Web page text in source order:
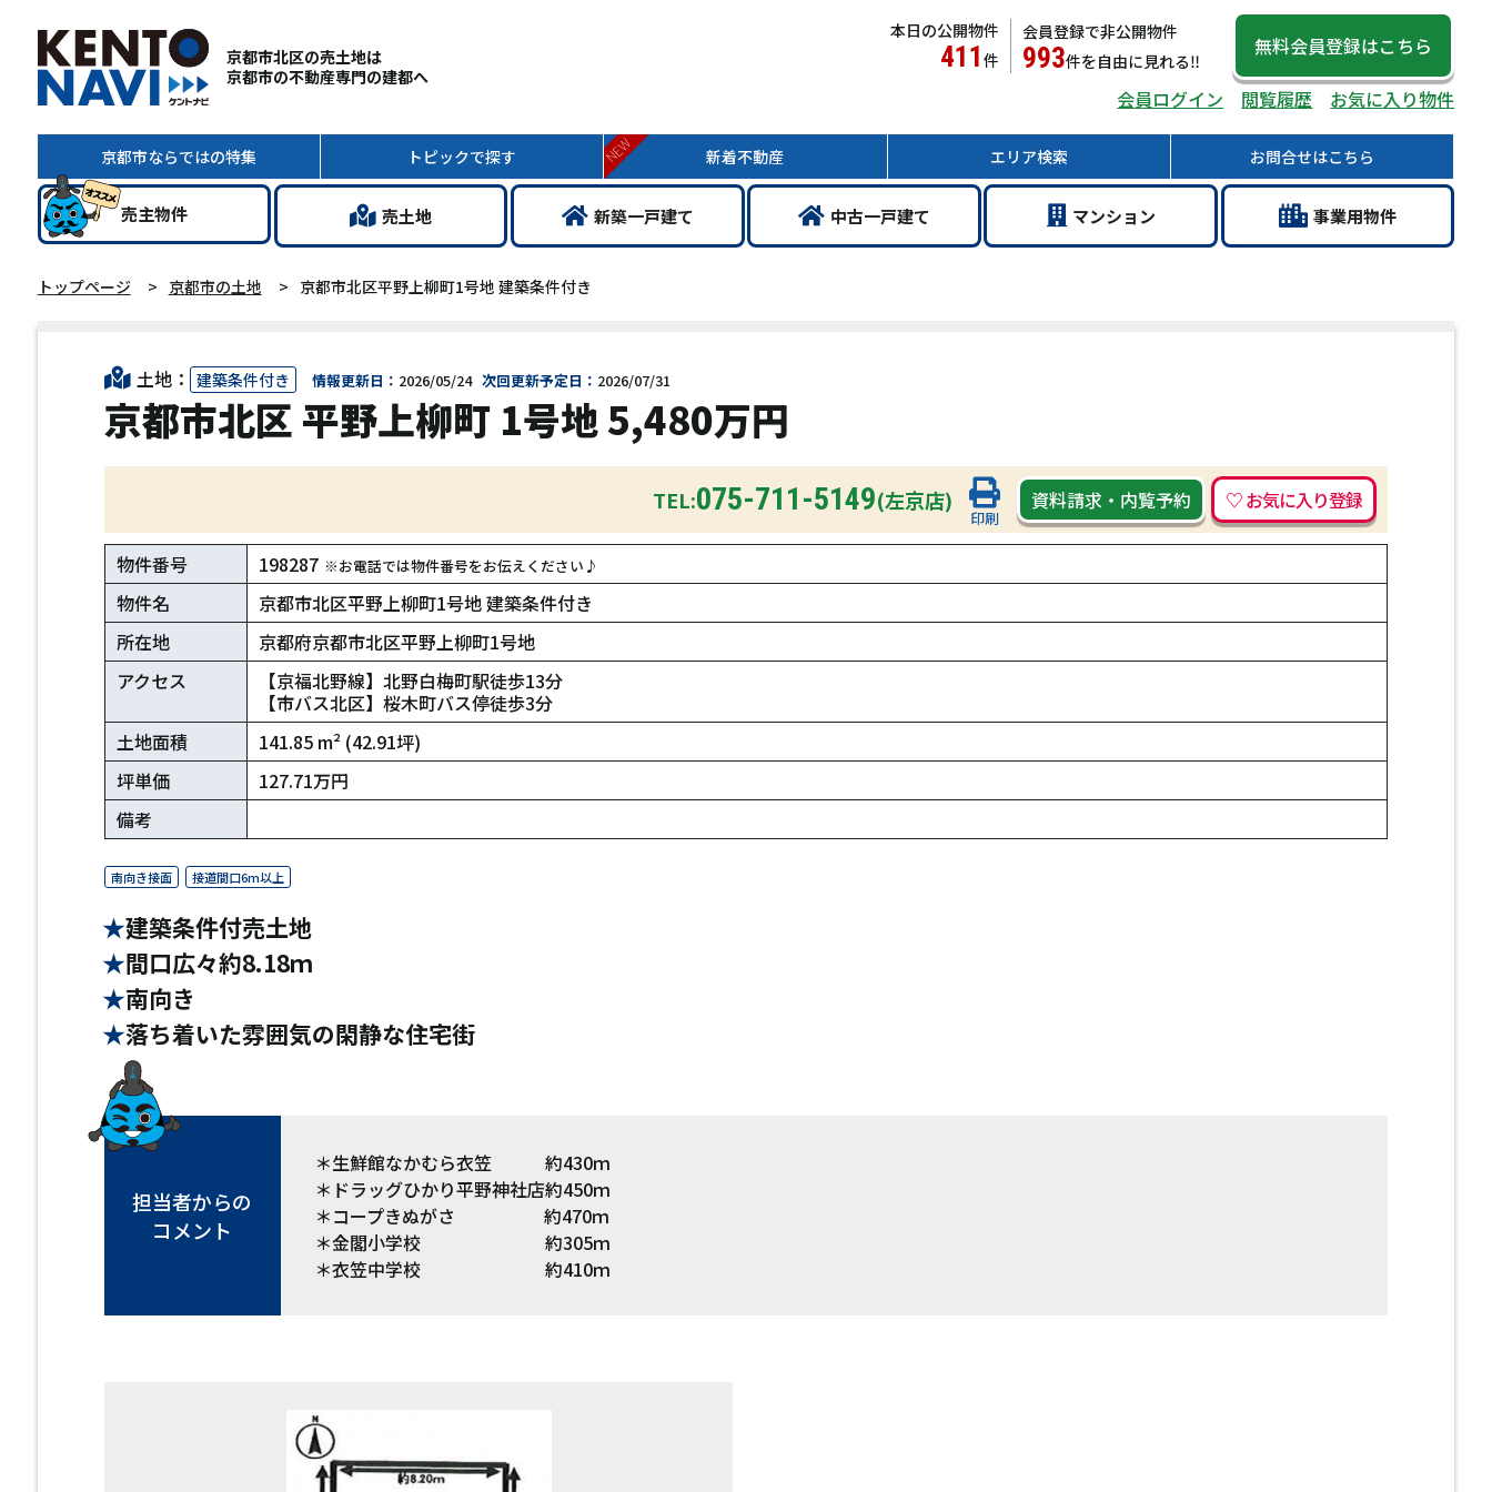
京都市北区の売土地は
京都市の不動産専門の建都へ
本日の公開物件
411件
会員登録で非公開物件
993件を自由に見れる‼
無料会員登録はこちら
会員ログイン
閲覧履歴 お気に入り物件
京都市ならではの特集 トピックで探す 新着不動産
NEW エリア検索 お問合せはこちら
売主物件 売土地 新築一戸建て 中古一戸建て マンション 事業用物件
トップページ 京都市の土地 京都市北区平野上柳町1号地 建築条件付き
土地： 建築条件付き 情報更新日： 2026/05/24 次回更新予定日： 2026/07/31
京都市北区 平野上柳町 1号地 5,480万円
TEL:075-711-5149(左京店)
印刷
資料請求 ・ 内覧予約
物件番号 198287 ※お電話では物件番号をお伝えください♪
物件名
京都市北区平野上柳町1号地 建築条件付き
所在地
京都府京都市北区平野上柳町1号地
アクセス
【京福北野線】北野白梅町駅徒歩13分
【市バス北区】桜木町バス停徒歩3分
土地面積
141.85 m² (42.91坪)
坪単価
127.71万円
備考
南向き接面 接道間口6m以上
建築条件付売土地
間口広々約8.18ｍ
南向き
落ち着いた雰囲気の閑静な住宅街
担当者からの
コメント
＊生鮮館なかむら衣笠 約430ｍ
＊ドラッグひかり平野神社店約450ｍ
＊コープきぬがさ 約470ｍ
＊金閣小学校 約305ｍ
＊衣笠中学校 約410ｍ